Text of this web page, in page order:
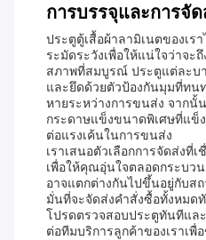
การบรรจุและการจัด
ประตูตู้เสื้อผ้าลามิเนตของเร
ระมัดระวังเพื่อให้แน่ใจว่าจ
สภาพที่สมบูรณ์ ประตูแต่ละบ
และยึดด้วยตัวป้องกันมุมที่ทน
หายระหว่างการขนส่ง จากนั้
กระดาษแข็งขนาดพิเศษที่แข็
ต่อแรงเค้นในการขนส่ง
เราเสนอตัวเลือกการจัดส่งที่
เพื่อให้คุณอุ่นใจตลอดกระบว
อาจแตกต่างกันไปขึ้นอยู่กับส
มั่นที่จะจัดส่งคำสั่งซื้อทั้งหมด
โปรดตรวจสอบประตูทันทีแล
ต่อทีมบริการลูกค้าของเราเพื่